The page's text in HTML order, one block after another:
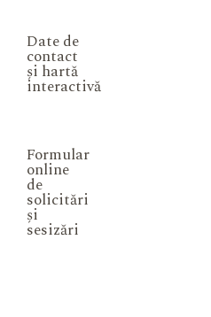
Date de
contact
și hartă
interactivă
Formular
online
de
solicitări
și
sesizări